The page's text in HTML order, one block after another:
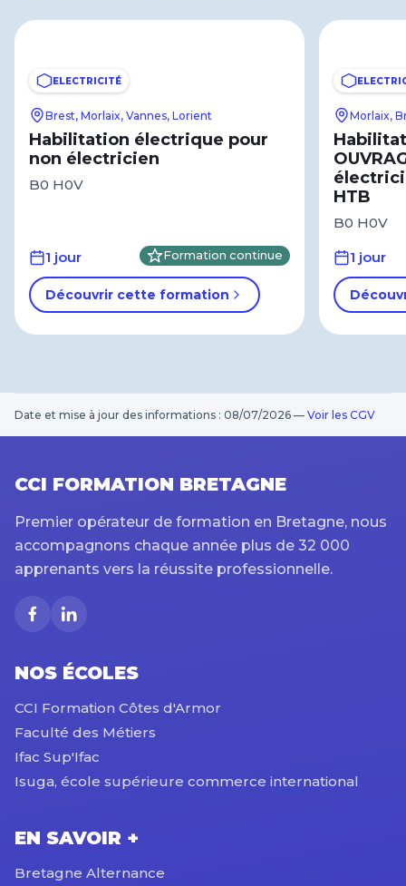
ELECTRICITÉ
Brest, Morlaix, Vannes, Lorient
Habilitation électrique pour
non électricien
B0 H0V
1 jour Formation continue
Découvrir cette formation
Morlaix,
HTB
B0 H0V
1 jour
Date et mise à jour des informations : 08/07/2026 — Voir les CGV
CCI FORMATION BRETAGNE
Premier opérateur de formation en Bretagne, nous
accompagnons chaque année plus de 32 000
apprenants vers la réussite professionnelle.
NOS ÉCOLES
CCI Formation Côtes d'Armor
Faculté des Métiers
Ifac Sup'Ifac
Isuga, école supérieure commerce international
EN SAVOIR +
Bretagne Alternance